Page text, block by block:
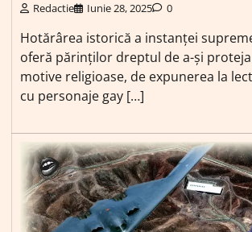
Redactie Iunie 28, 2025 0
Hotărârea istorică a instanței
oferă părinților dreptul de a-și
motive religioase, de expunerea la
cu personaje gay […]